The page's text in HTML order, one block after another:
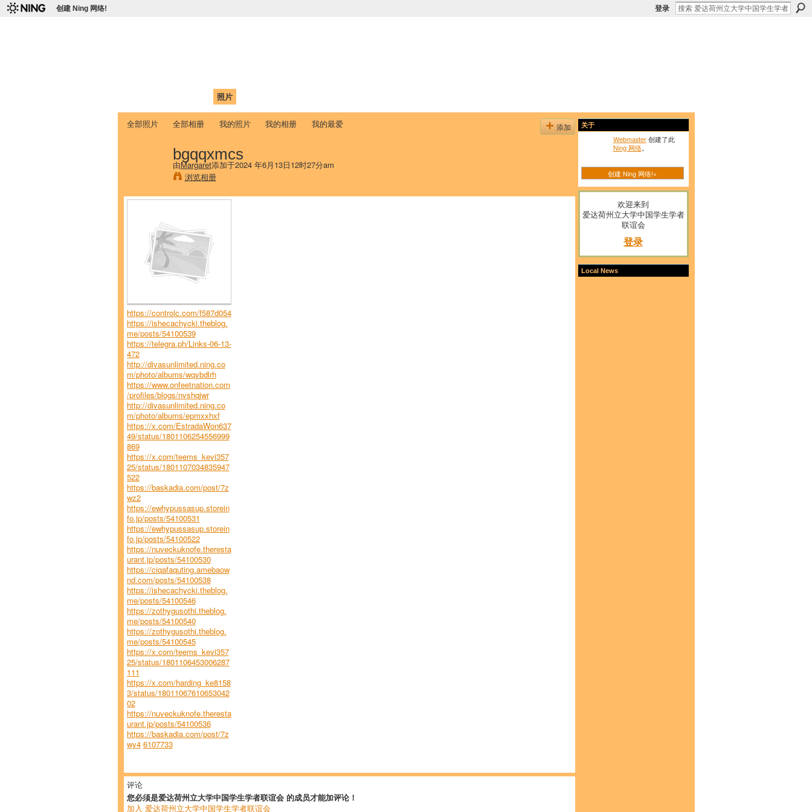
创建 Ning 网络! 登录
照片
全部照片 全部相册 我的照片 我的相册 我的最爱 添加
bgqqxmcs
由Margaret添加于2024 年6月13日12时27分am
浏览相册
https://controlc.com/f587d054
https://ishecachycki.theblog.
me/posts/54100539
https://telegra.ph/Links-06-13-
472
http://divasunlimited.ning.co
m/photo/albums/wqybdlrh
https://www.onfeetnation.com
/profiles/blogs/nvshqjwr
http://divasunlimited.ning.co
m/photo/albums/epmxxhxf
https://x.com/EstradaWon637
49/status/1801106254556999
869
https://x.com/teems_kevi357
25/status/1801107034835947
522
https://baskadia.com/post/7z
wz2
https://ewhypussasup.storein
fo.jp/posts/54100531
https://ewhypussasup.storein
fo.jp/posts/54100522
https://nuveckuknofe.theresta
urant.jp/posts/54100530
https://ciqafaquting.amebaow
nd.com/posts/54100538
https://ishecachycki.theblog.
me/posts/54100546
https://zothygusothi.theblog.
me/posts/54100540
https://zothygusothi.theblog.
me/posts/54100545
https://x.com/teems_kevi357
25/status/1801106453006287
111
https://x.com/harding_ke8158
3/status/18011067610653042
02
https://nuveckuknofe.theresta
urant.jp/posts/54100536
https://baskadia.com/post/7z
wy4 6107733
评论
您必须是爱达荷州立大学中国学生学者联谊会 的成员才能加评论！
加入 爱达荷州立大学中国学生学者联谊会
关于
Webmaster创建了此
Ning 网络。
创建 Ning 网络!»
欢迎来到
爱达荷州立大学中国学生学者
联谊会
登录
Local News